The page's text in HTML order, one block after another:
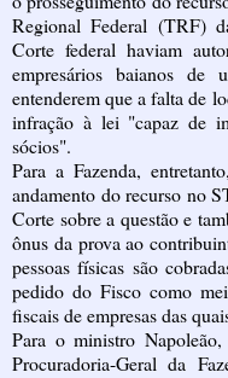
Regional Federal (TRF)
Corte federal haviam
empresários baianos de
entenderem que a falta de
infração à lei "capaz de
sócios".
Para a Fazenda,
andamento do recurso no
Corte sobre a questão e
ônus da prova ao
pessoas físicas são
pedido do Fisco como
fiscais de empresas das
Para o ministro
Procuradoria-Geral da